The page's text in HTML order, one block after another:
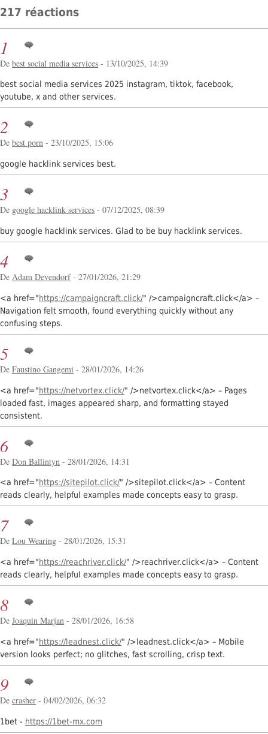
217 réactions
1
De best social media services - 13/10/2025, 14:39
best social media services 2025 instagram, tiktok, facebook,
youtube, x and other services.
2
De best porn - 23/10/2025, 15:06
google hacklink services best.
3
De google hacklink services - 07/12/2025, 08:39
buy google hacklink services. Glad to be buy hacklink services.
4
De Adam Devendorf- 27/01/2026, 21:29
<a href="https://campaigncraft.click/" />campaigncraft.click</a> –
Navigation felt smooth, found everything quickly without any
confusing steps.
5
De Faustino Gangemi - 28/01/2026, 14:26
<a href="https://netvortex.click/" />netvortex.click</a> – Pages
loaded fast, images appeared sharp, and formatting stayed
consistent.
6
De Don Ballintyn - 28/01/2026, 14:31
<a href="https://sitepilot.click/" />sitepilot.click</a> – Content
reads clearly, helpful examples made concepts easy to grasp.
7
De Lou Wearing - 28/01/2026, 15:31
<a href="https://reachriver.click/" />reachriver.click</a> – Content
reads clearly, helpful examples made concepts easy to grasp.
8
De Joaquin Marjan - 28/01/2026, 16:58
<a href="https://leadnest.click/" />leadnest.click</a> – Mobile
version looks perfect; no glitches, fast scrolling, crisp text.
9
De crasher - 04/02/2026, 06:32
1bet - https://1bet-mx.com